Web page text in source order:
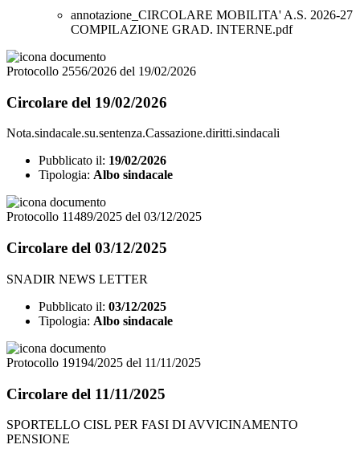
annotazione_CIRCOLARE MOBILITA' A.S. 2026-27
COMPILAZIONE GRAD. INTERNE.pdf
Protocollo 2556/2026 del 19/02/2026
Circolare del 19/02/2026
Nota.sindacale.su.sentenza.Cassazione.diritti.sindacali
Pubblicato il: 19/02/2026
Tipologia: Albo sindacale
Protocollo 11489/2025 del 03/12/2025
Circolare del 03/12/2025
SNADIR NEWS LETTER
Pubblicato il: 03/12/2025
Tipologia: Albo sindacale
Protocollo 19194/2025 del 11/11/2025
Circolare del 11/11/2025
SPORTELLO CISL PER FASI DI AVVICINAMENTO
PENSIONE